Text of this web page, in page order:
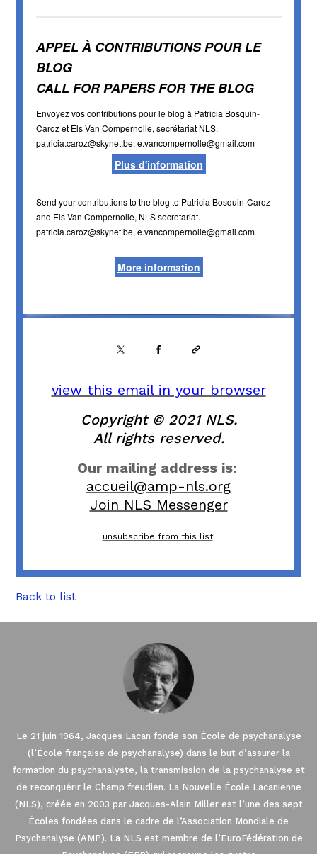
APPEL À CONTRIBUTIONS POUR LE
BLOG
CALL FOR PAPERS FOR THE BLOG
Envoyez vos contributions pour le blog à Patricia Bosquin-
Caroz et Els Van Compernolle, secrétariat NLS.
patricia.caroz@skynet.be, e.vancompernolle@gmail.com
Plus d'information
Send your contributions to the blog to Patricia Bosquin-Caroz
and Els Van Compernolle, NLS secretariat.
patricia.caroz@skynet.be, e.vancompernolle@gmail.com
More information
view this email in your browser
Copyright © 2021 NLS.
All rights reserved.
Our mailing address is:
accueil@amp-nls.org
Join NLS Messenger
unsubscribe from this list.
Back to list
Le 21 juin 1964, Jacques Lacan fonde son École de psychanalyse
(l’École française de psychanalyse) dans le but d’assurer la
formation du psychanalyste, la transmission de la psychanalyse et
de reconquérir le Champ freudien. La Nouvelle École Lacanienne
(NLS), créée en 2003 par Jacques-Alain Miller est l’une des sept
Écoles fondées dans le cadre de l’Association Mondiale de
Psychanalyse (AMP). La NLS est membre de l’EuroFédération de